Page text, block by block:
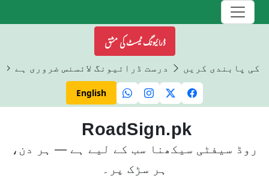
ڈرائیونگ ٹیسٹ کی مشق
کی پابندی کریں درست ڈرائیونگ لائسنس ضروری ہے
English
RoadSign.pk
روڈ سیفٹی سیکھنا سب کے لیے ہے — ہر دن،
ہر سڑک پر۔